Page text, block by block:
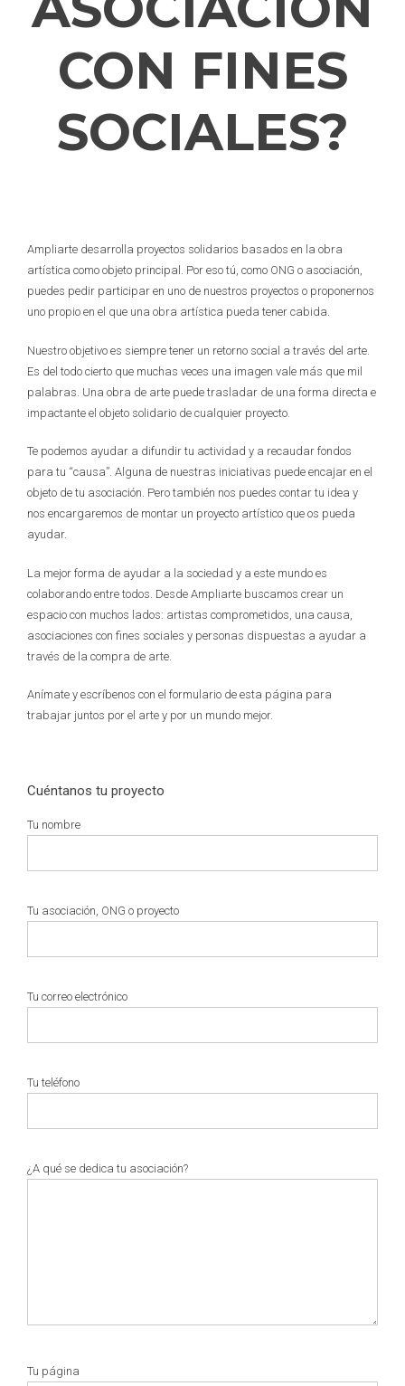
CON FINES
SOCIALES?
Ampliarte desarrolla proyectos solidarios basados en la obra
artística como objeto principal. Por eso tú, como ONG o asociación,
puedes pedir participar en uno de nuestros proyectos o proponernos
uno propio en el que una obra artística pueda tener cabida.
Nuestro objetivo es siempre tener un retorno social a través del arte.
Es del todo cierto que muchas veces una imagen vale más que mil
palabras. Una obra de arte puede trasladar de una forma directa e
impactante el objeto solidario de cualquier proyecto.
Te podemos ayudar a difundir tu actividad y a recaudar fondos
para tu “causa”. Alguna de nuestras iniciativas puede encajar en el
objeto de tu asociación. Pero también nos puedes contar tu idea y
nos encargaremos de montar un proyecto artístico que os pueda
ayudar.
La mejor forma de ayudar a la sociedad y a este mundo es
colaborando entre todos. Desde Ampliarte buscamos crear un
espacio con muchos lados: artistas comprometidos, una causa,
asociaciones con fines sociales y personas dispuestas a ayudar a
través de la compra de arte.
Anímate y escríbenos con el formulario de esta página para
trabajar juntos por el arte y por un mundo mejor.
Cuéntanos tu proyecto
Tu nombre
Tu asociación, ONG o proyecto
Tu correo electrónico
Tu teléfono
¿A qué se dedica tu asociación?
Tu página